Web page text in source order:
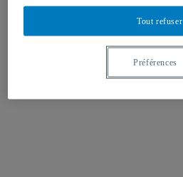
Tout refuser
Préférences